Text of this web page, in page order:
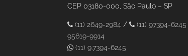
CEP 03180-000, São Paulo – SP
(11) 2649-2984 / (11) 97394-6245
95619-9914
(11) 9.7394-6245